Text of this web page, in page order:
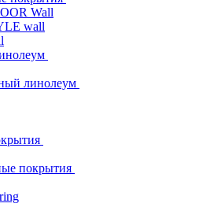
Wall
wall
линолеум
покрытия